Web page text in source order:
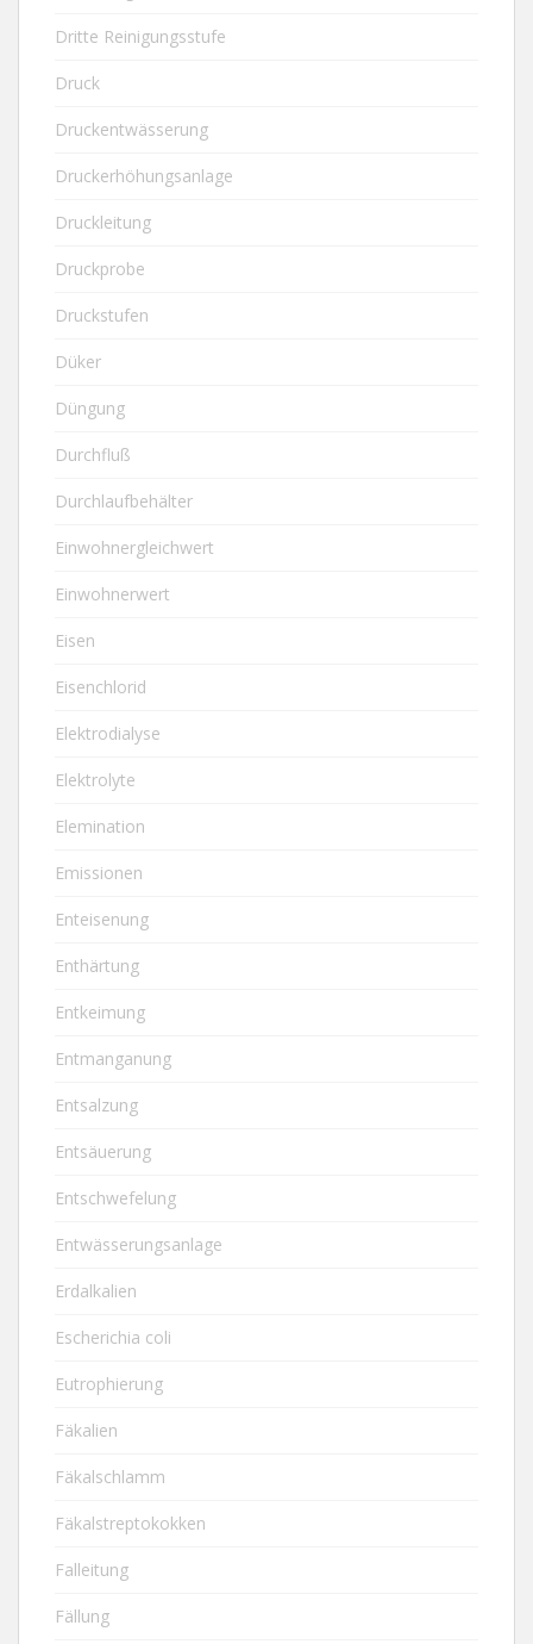
Dritte Reinigungsstufe
Druck
Druckentwässerung
Druckerhöhungsanlage
Druckleitung
Druckprobe
Druckstufen
Düker
Düngung
Durchfluß
Durchlaufbehälter
Einwohnergleichwert
Einwohnerwert
Eisen
Eisenchlorid
Elektrodialyse
Elektrolyte
Elemination
Emissionen
Enteisenung
Enthärtung
Entkeimung
Entmanganung
Entsalzung
Entsäuerung
Entschwefelung
Entwässerungsanlage
Erdalkalien
Escherichia coli
Eutrophierung
Fäkalien
Fäkalschlamm
Fäkalstreptokokken
Falleitung
Fällung